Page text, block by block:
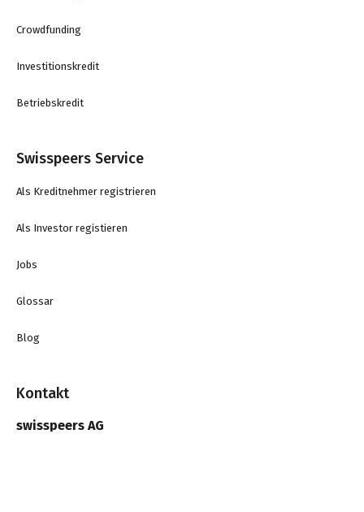
Crowdfunding
Investitionskredit
Betriebskredit
Swisspeers Service
Als Kreditnehmer registrieren
Als Investor registieren
Jobs
Glossar
Blog
Kontakt
swisspeers AG